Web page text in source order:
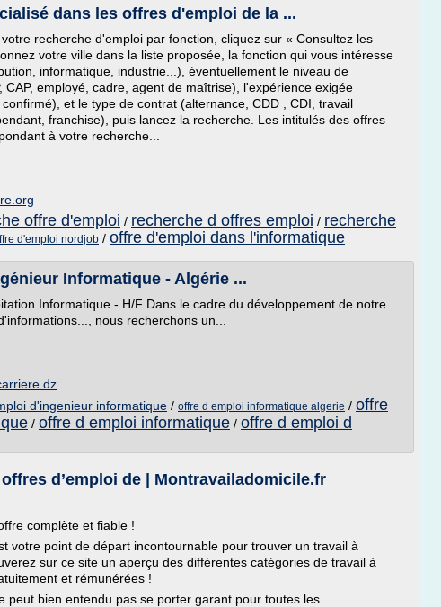
dans les offres d'emploi de la ...
recherche d'emploi par fonction, cliquez sur « Consultez les
votre ville dans la liste proposée, la fonction qui vous intéresse
informatique, industrie...), éventuellement le niveau de
CAP, employé, cadre, agent de maîtrise), l'expérience exigée
et le type de contrat (alternance, CDD , CDI, travail
franchise), puis lancez la recherche. Les intitulés des offres
à votre recherche...
offre d'emploi / recherche d offres emploi / recherche
d'emploi nordjob / offre d'emploi dans l'informatique
Informatique - Algérie ...
Informatique - H/F Dans le cadre du développement de notre
nous recherchons un...
d'ingenieur informatique / offre d emploi informatique algerie / offre
/ offre d emploi informatique / offre d emploi d
d’emploi de | Montravailadomicile.fr
complète et fiable !
votre point de départ incontournable pour trouver un travail à
sur ce site un aperçu des différentes catégories de travail à
et rémunérées !
peut bien entendu pas se porter garant pour toutes les...